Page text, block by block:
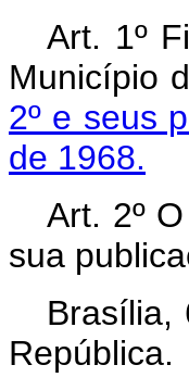
Art. 1º
Mu­nicípio
2º e seus
de 1968.
Art. 2º
sua
Brasília,
República.